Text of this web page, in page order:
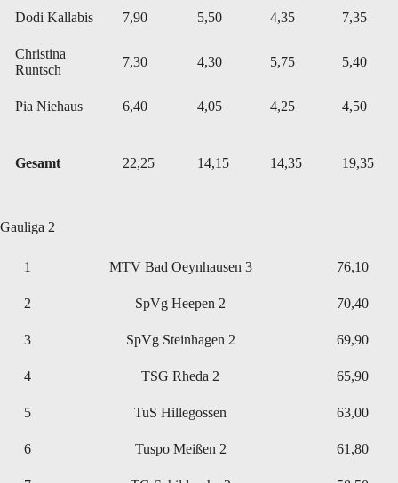
Dodi Kallabis 7,90 5,50 4,35 7,35
Christina
Runtsch
7,30 4,30 5,75 5,40
Pia Niehaus 6,40 4,05 4,25 4,50
Gesamt 22,25 14,15 14,35 19,35
Gauliga 2
1 MTV Bad Oeynhausen 3 76,10
2 SpVg Heepen 2 70,40
3 SpVg Steinhagen 2 69,90
4 TSG Rheda 2 65,90
5 TuS Hillegossen 63,00
6 Tuspo Meißen 2 61,80